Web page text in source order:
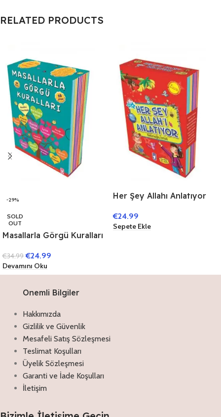
RELATED PRODUCTS
-29%
SOLD
OUT
Masallarla Görgü Kuralları
€34.99 €24.99
Devamını Oku
Her Şey Allahı Anlatıyor
€24.99
Sepete Ekle
Onemli Bilgiler
Hakkımızda
Gizlilik ve Güvenlik
Mesafeli Satış Sözleşmesi
Teslimat Koşulları
Üyelik Sözleşmesi
Garanti ve İade Koşulları
İletişim